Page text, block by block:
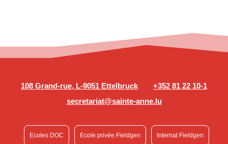
108 Grand-rue, L-9051 Ettelbruck
+352 81 22 10-1
secretariat@sainte-anne.lu
Ecoles DOC Ecole privée Fieldgen Internat Fieldgen